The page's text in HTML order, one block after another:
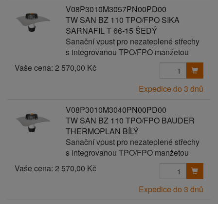
V08P3010M3057PN00PD00
TW SAN BZ 110 TPO/FPO SIKA
SARNAFIL T 66-15 ŠEDÝ
Sanační vpust pro nezateplené střechy
s integrovanou TPO/FPO manžetou
Vaše cena: 2 570,00 Kč
Expedice do 3 dnů
V08P3010M3040PN00PD00
TW SAN BZ 110 TPO/FPO BAUDER
THERMOPLAN BÍLÝ
Sanační vpust pro nezateplené střechy
s integrovanou TPO/FPO manžetou
Vaše cena: 2 570,00 Kč
Expedice do 3 dnů